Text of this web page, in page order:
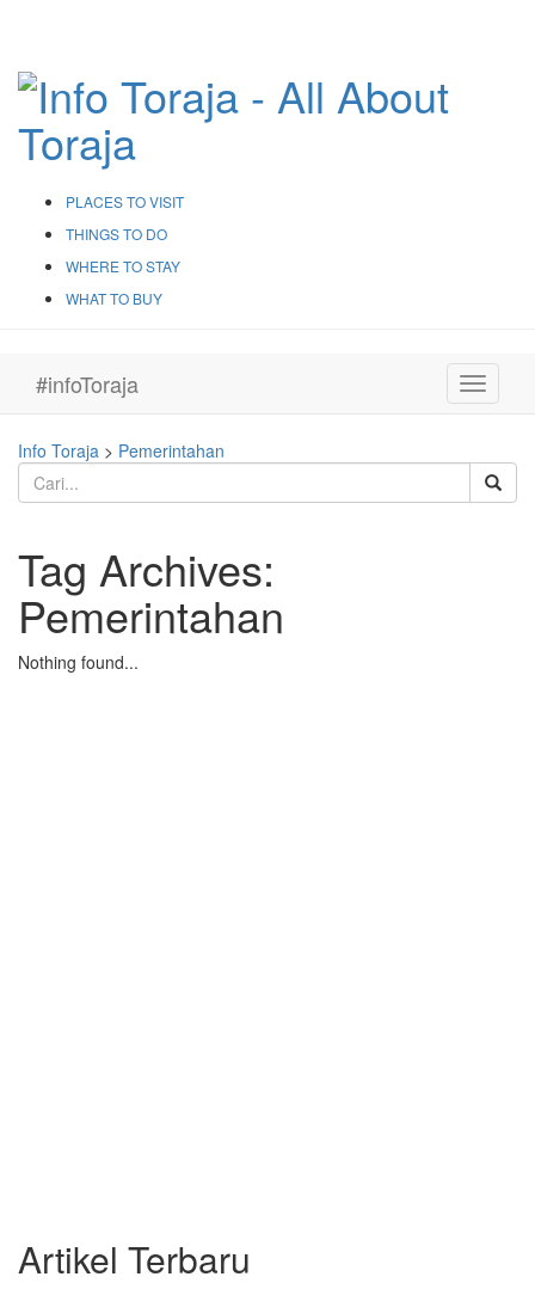
PLACES TO VISIT
THINGS TO DO
WHERE TO STAY
WHAT TO BUY
Toggle
#infoToraja
Info Toraja > Pemerintahan
Tag Archives:
Pemerintahan
Nothing found...
Artikel Terbaru